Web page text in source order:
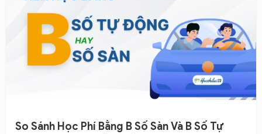
So Sánh Học Phí Bằng B Số Sàn Và B Số Tự